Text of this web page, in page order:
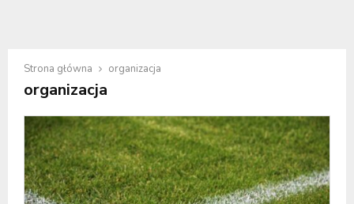
Strona główna organizacja
organizacja